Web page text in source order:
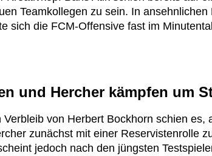
Teamkollegen zu sein. In ansehnlichen
sich die FCM-Offensive fast im
und Hercher kämpfen um
Verbleib von Herbert Bockhorn schien es,
zunächst mit einer Reservistenrolle
jedoch nach den jüngsten